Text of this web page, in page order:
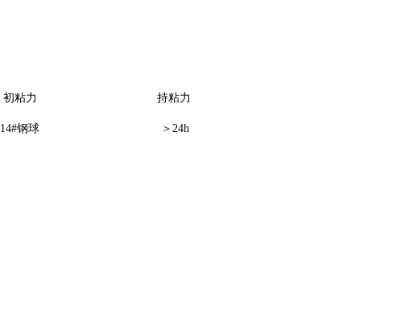
初粘力 持粘力
14#钢球 ＞24h